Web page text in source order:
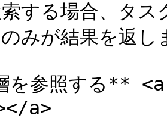
索する場合、タ
みが結果を返し
を参照する
a>